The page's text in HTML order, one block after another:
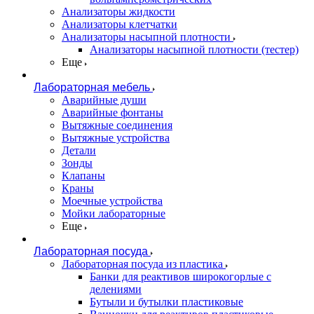
Анализаторы жидкости
Анализаторы клетчатки
Анализаторы насыпной плотности
Анализаторы насыпной плотности (тестер)
Еще
Лабораторная мебель
Аварийные души
Аварийные фонтаны
Вытяжные соединения
Вытяжные устройства
Детали
Зонды
Клапаны
Краны
Моечные устройства
Мойки лабораторные
Еще
Лабораторная посуда
Лабораторная посуда из пластика
Банки для реактивов широкогорлые с
делениями
Бутыли и бутылки пластиковые